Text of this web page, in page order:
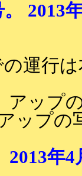
。
の運行
アップ
ップの
2013